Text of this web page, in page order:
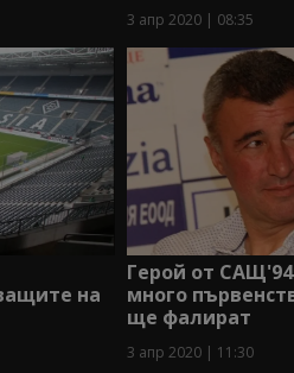
3 апр 2020 | 08:35
на
Герой от
много
ще фалират
3 апр 2020 | 11:30